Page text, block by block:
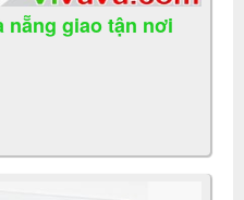
nẵng giao tận nơi